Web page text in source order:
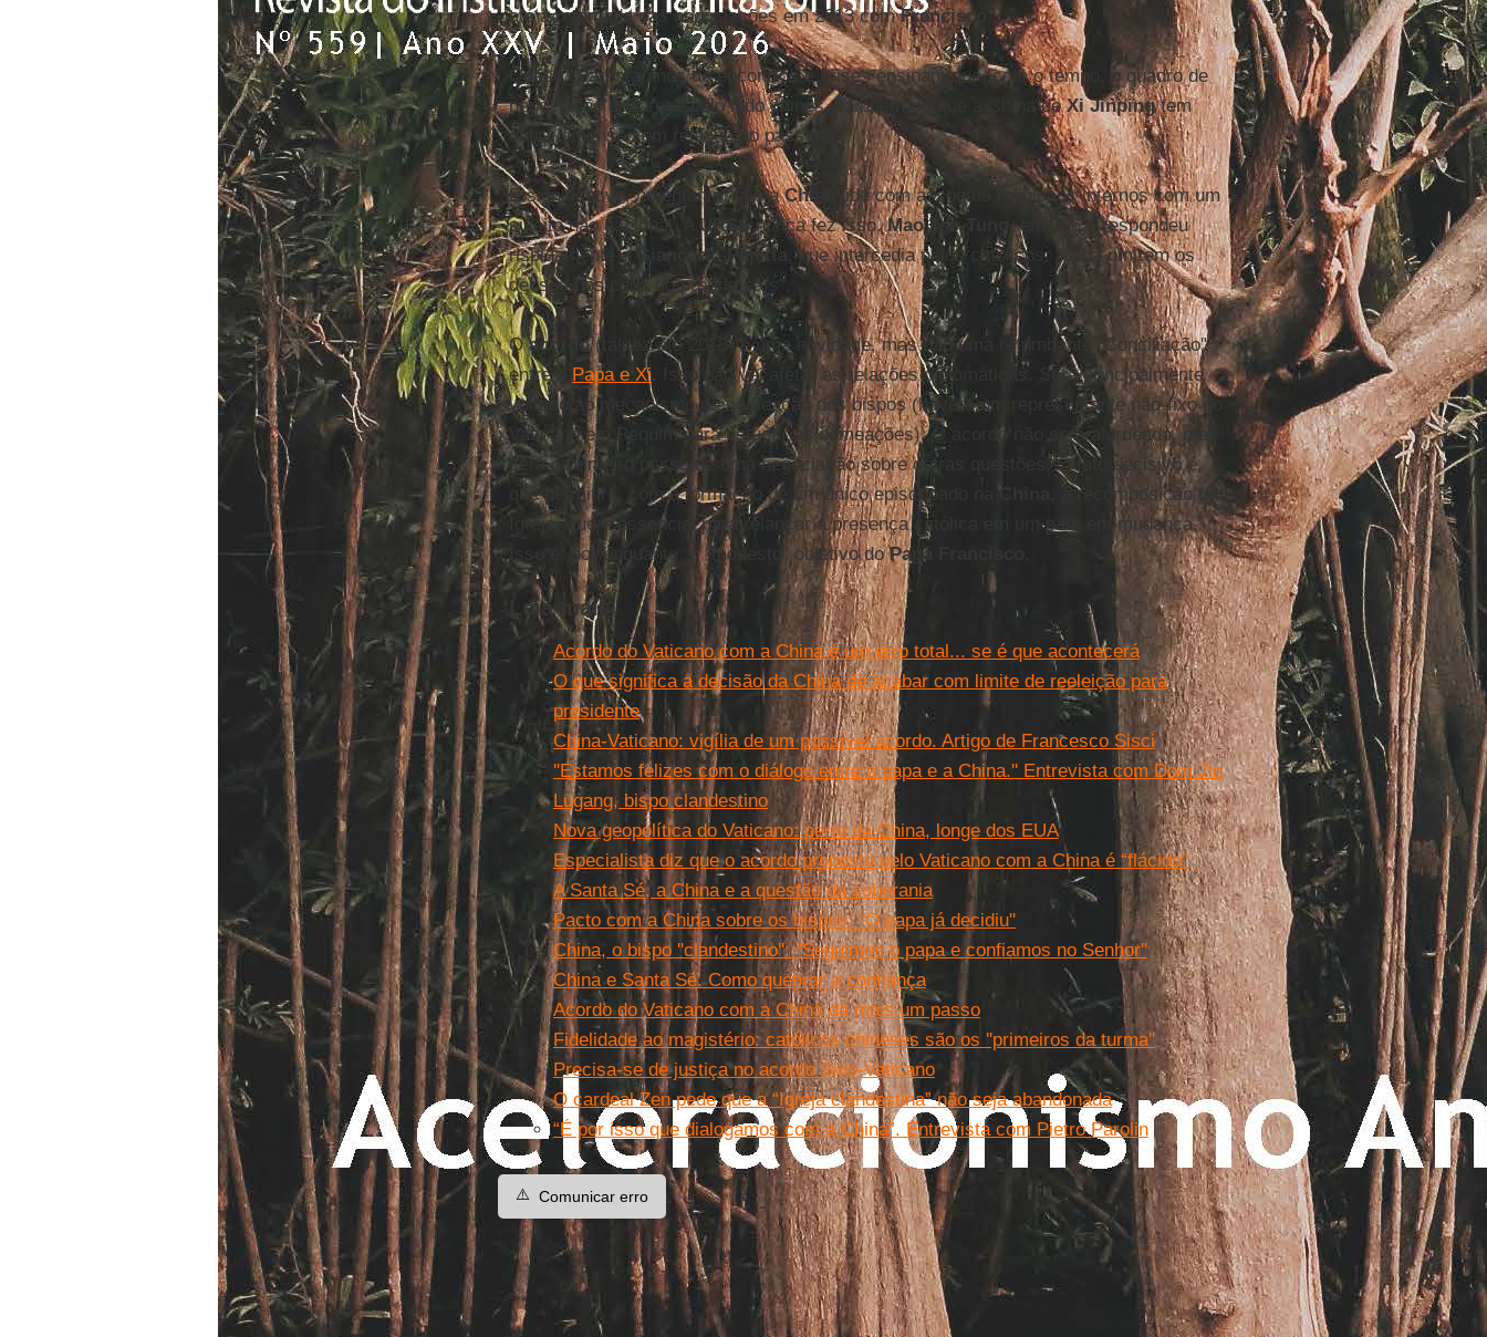
até a retomada das negociações em 2013 comFrancisco
Quase quarenta anos de encontros e crises ensinam que, com o tempo, o quadro de
negociação endurece pelo lado chinês. Também porque a China deXi Jinpingtem
outra dimensão em relação ao passado.
É significativo, no entanto, que aChina
lide com assuntos religiosos internos com um
sujeito não nacional. A
URSSnunca fez isso.Mao Tse-Tung , em 1962, respondeu
rispidamente a Giancarlo Pajetta , que intercedia pelos católicos: "cada um tem os
deuses dos céus do próprio país".
Oacordo(talvez até 2018) é uma novidade, mas não uma retumbante "Conciliação"
entre o Papa e Xi . Isso não vai afetar as relações diplomáticas. Será principalmente
voltado ao mecanismo de nomeação dos bispos (haverá um representante não-fixo do
Vaticano em Pequim para estudar as nomeações). O acordo não será alardeado, mas
será o primeiro passo de uma negociação sobre outras questões. O fato decisivo é
que permitirá, com a formação de um único episcopado na China
, a recomposição da
Igreja, que é essencial para relançar a presença católica em um país em mudança.
Isso é, por enquanto, o "modesto" objetivo doPapa Francisco
Leia mais
Acordo do Vaticano com a China é um erro total... se é que acontecerá
O que significa a decisão da China de acabar com limite de reeleição para
presidente
China-Vaticano: vigília de um possível acordo. Artigo de Francesco Sisci
''Estamos felizes com o diálogo entre o papa e a China.'' Entrevista com Dom Jin
Lugang, bispo clandestino
Nova geopolítica do Vaticano: perto da China, longe dos EUA
Especialista diz que o acordo proposto pelo Vaticano com a China é “flácido”
A Santa Sé, a China e a questão da soberania
Pacto com a China sobre os bispos: ''O papa já decidiu''
China, o bispo ''clandestino'': ''Seguimos o papa e confiamos no Senhor''
China e Santa Sé. Como quebrar a confiança
Acordo do Vaticano com a China dá mais um passo
Fidelidade ao magistério: católicos chineses são os ''primeiros da turma''
Precisa-se de justiça no acordo Sino-Vaticano
O cardeal Zen pede que a “Igreja clandestina” não seja abandonada
“É por isso que dialogamos com a China”. Entrevista com Pietro Parolin
⚠️ Comunicar erro